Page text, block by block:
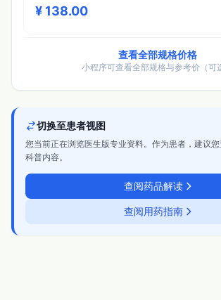
¥ 138.00
查看全部规格价格
小程序可查看全部规格与参考价（可
切换至患者视图
您当前正在浏览医生版专业资料。作为患者，建议
科普内容。
查阅药品解读
查阅用药指南